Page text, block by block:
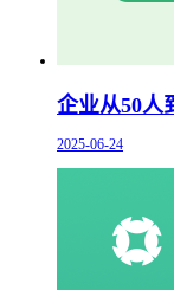
企业从50人
2025-06-24